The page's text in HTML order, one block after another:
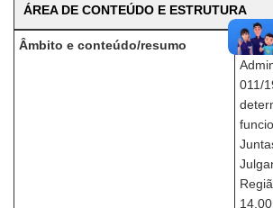
ÁREA DE CONTEÚDO E ESTRUTURA
Âmbito e conteúdo/resumo
A
011/